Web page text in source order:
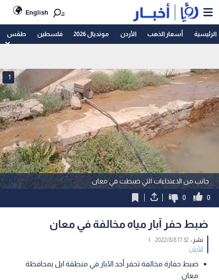
English
الرئيسية أسعار الذهب الأردن مونديال 2026 فلسطين طقس
جانب من الاعتداءات التي ضبطت في معان
1
0
0
ضبط حفر آبار مياه مخالفة في معان
نشر :17:32 2022/8/8
|
الأردن
ضبط حفارة مخالفة تحفر أحد الآبار في منطقة ايل بمحافظة
معان